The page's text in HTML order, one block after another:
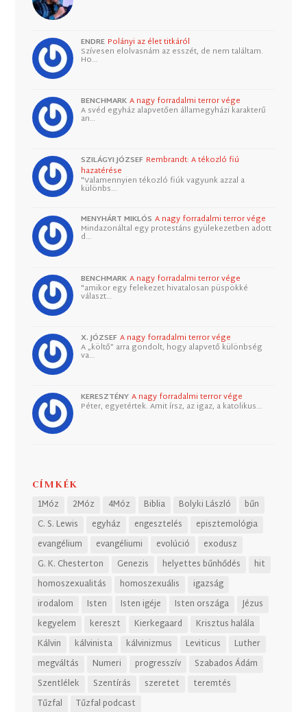
ENDRE Polányi az élet titkáról
Szívesen elolvasnám az esszét, de nem találtam.
Ho…
BENCHMARK A nagy forradalmi terror vége
A svéd egyház alapvetően államegyházi karakterű
an…
SZILÁGYI JÓZSEF Rembrandt: A tékozló fiú
hazatérése
"Valamennyien tékozló fiúk vagyunk azzal a
különbs…
MENYHÁRT MIKLÓS A nagy forradalmi terror vége
Mindazonáltal egy protestáns gyülekezetben adott
d…
BENCHMARK A nagy forradalmi terror vége
"amikor egy felekezet hivatalosan püspökké
választ…
X. JÓZSEF A nagy forradalmi terror vége
A „költő” arra gondolt, hogy alapvető különbség
va…
KERESZTÉNY A nagy forradalmi terror vége
Péter, egyetértek. Amit írsz, az igaz, a katolikus…
CÍMKÉK
1Móz 2Móz 4Móz Biblia Bolyki László
bűn
C. S. Lewis
egyház engesztelés
episztemológia
evangélium
evangéliumi evolúció
exodusz
G. K. Chesterton
Genezis helyettes bűnhődés
hit
homoszexualitás
homoszexuális
igazság
irodalom
Isten Isten igéje Isten országa
Jézus
kegyelem
kereszt Kierkegaard
Krisztus halála
Kálvin
kálvinista kálvinizmus Leviticus
Luther
megváltás
Numeri progresszív
Szabados Ádám
Szentlélek
Szentírás szeretet
teremtés
Tűzfal
Tűzfal podcast